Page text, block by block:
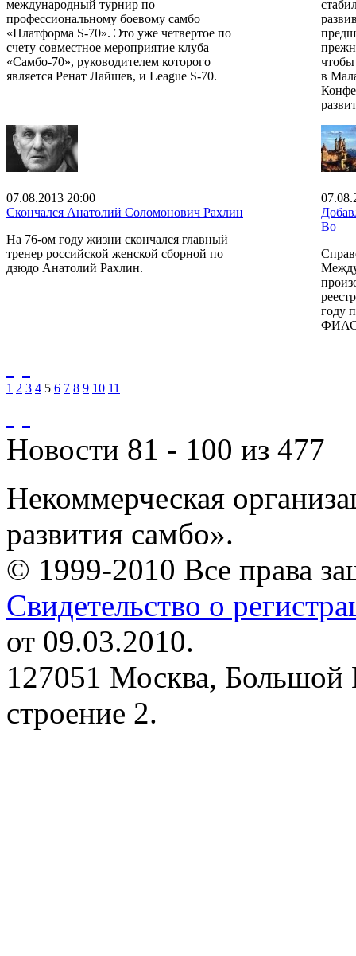
международный турнир по
профессиональному боевому самбо
«Платформа S-70». Это уже четвертое по
счету совместное мероприятие клуба
«Самбо-70», руководителем которого
является Ренат Лайшев, и League S-70.
чтобы
в
07.08.2013 20:00
Скончался Анатолий Соломонович Рахлин
На 76-ом году жизни скончался главный
тренер российской женской сборной по
дзюдо Анатолий Рахлин.
Во
году
ФИАС,
1 2 3 4 5 6 7 8 9 10 11
Новости 81 - 100 из 477
Некоммерческая
развития самбо».
© 1999-2010 Все права
Свидетельство о
от 09.03.2010.
127051 Москва, Большой
строение 2.